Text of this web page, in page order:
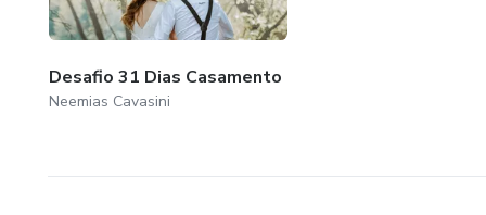
Desafio 31 Dias Casamento
Neemias Cavasini